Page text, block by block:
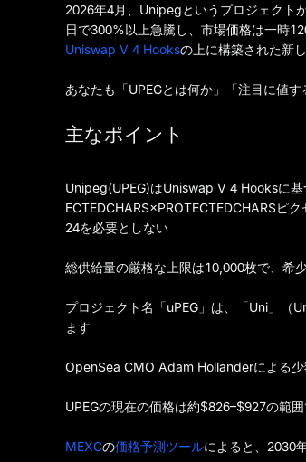
2026年4月、Unipegというプロジェク
日で300%以上急騰し、市場価格は一時
Uniswap V 4 Hooksの上に構築された新
あなたも「UPEGとは何か」「注目に値
主なポイント
Unipeg(UPEG)はUniswap V 4 Hooksに
ECTEDCHARS×PROTECTEDCHARSピ
24を必要としない
総供給量の厳格な上限は10,000枚で、希
プロジェクト名「uPEG」は、「Uni」（
ます
OpenSea CMO Adam Hollanderによる
UPEGの現在の価格は約$826–$927の範
MEXCの価格予測ツールによると、2030